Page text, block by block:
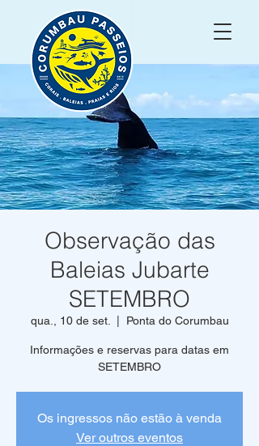
Observação das
Baleias Jubarte
SETEMBRO
qua., 10 de set. Ponta do Corumbau
Informações e reservas para datas em
SETEMBRO
Os ingressos não estão à venda
Ver outros eventos